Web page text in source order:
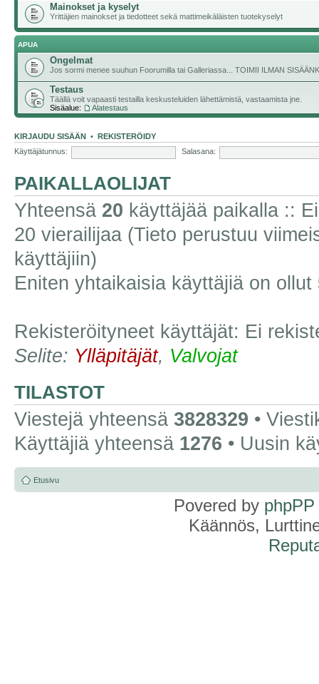
Mainokset ja kyselyt
Yrittäjien mainokset ja tiedotteet sekä mattimeikäläisten tuotekyselyt
APUA
Ongelmat
Jos sormi menee suuhun Foorumilla tai Galleriassa... TOIMII ILMAN
Testaus
Täällä voit vapaasti testailla keskusteluiden lähettämistä, vastaamista jne.
Sisäalue:
Alatestaus
KIRJAUDU SISÄÄN • REKISTERÖIDY
Käyttäjätunnus:
Salasana:
PAIKALLAOLIJAT
Yhteensä 20 käyttäjää paikalla ::
20 vierailijaa (Tieto perustuu
käyttäjiin)
Eniten yhtaikaisia käyttäjiä on ollut
Rekisteröityneet käyttäjät: Ei
Selite: Ylläpitäjät, Valvojat
TILASTOT
Viestejä yhteensä 3828329 •
Käyttäjiä yhteensä 1276 • Uusin
Etusivu
Povered by phpPP
Käännös,